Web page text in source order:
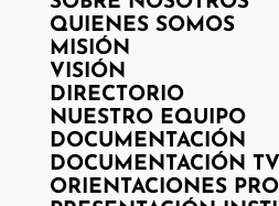
QUIENES SOMOS
MISIÓN
VISIÓN
DIRECTORIO
NUESTRO EQUIPO
DOCUMENTACIÓN
DOCUMENTACIÓN
ORIENTACIONES